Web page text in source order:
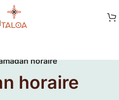
horaire
horaire